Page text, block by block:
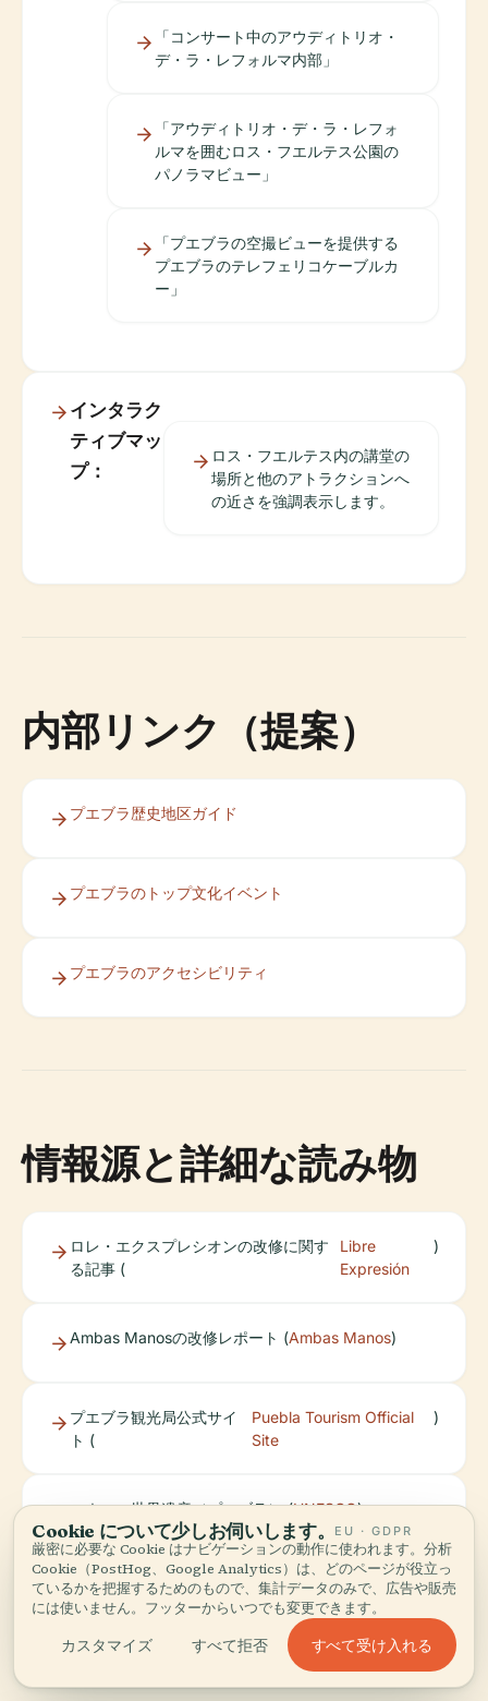
「コンサート中のアウディトリオ・
デ・ラ・レフォルマ内部」
「アウディトリオ・デ・ラ・レフォ
ルマを囲むロス・フエルテス公園の
パノラマビュー」
「プエブラの空撮ビューを提供する
プエブラのテレフェリコケーブルカ
ー」
インタラク
ティブマッ
プ：
ロス・フエルテス内の講堂の
場所と他のアトラクションへ
の近さを強調表示します。
内部リンク（提案）
プエブラ歴史地区ガイド
プエブラのトップ文化イベント
プエブラのアクセシビリティ
情報源と詳細な読み物
ロレ・エクスプレシオンの改修に関す
る記事 (
Libre
Expresión
)
Ambas Manosの改修レポート (Ambas Manos)
プエブラ観光局公式サイ
ト (
Puebla Tourism Official
Site
)
ユネスコ世界遺産（プエブラ） (UNESCO)
Cookie について少しお伺いします。 EU · GDPR
厳密に必要な Cookie はナビゲーションの動作に使われます。分析
Cookie（PostHog、Google Analytics）は、どのページが役立っ
ているかを把握するためのもので、集計データのみで、広告や販売
には使いません。フッターからいつでも変更できます。
カスタマイズ すべて拒否 すべて受け入れる